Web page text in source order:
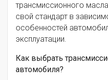
трансмиссионного
свой стандарт в
особенностей
эксплуатации.
Как выбрать
автомобиля?